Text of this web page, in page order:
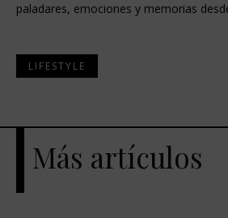
paladares, emociones y memorias
LIFESTYLE
Más artículos